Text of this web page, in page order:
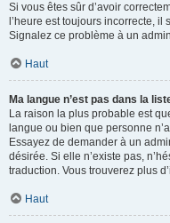
Si vous êtes sûr d’avoir
l’heure est toujours incorrecte,
Signalez ce problème à un
Haut
Ma langue n’est pas dans la
La raison la plus probable est
langue ou bien que personne
Essayez de demander à un
désirée. Si elle n’existe pas,
traduction. Vous trouverez plus
Haut